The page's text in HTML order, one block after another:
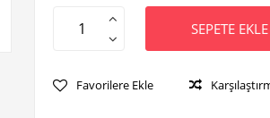
SEPETE EKLE
Favorilere Ekle